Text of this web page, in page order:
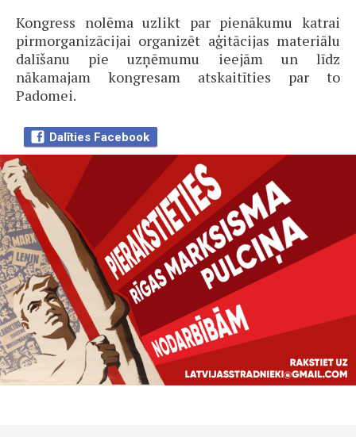
Kongress nolēma uzlikt par pienākumu katrai
pirmorganizācijai organizēt aģitācijas materiālu
dalīšanu pie uzņēmumu ieejām un līdz
nākamajam kongresam atskaitīties par to
Padomei.
Dalīties Facebook